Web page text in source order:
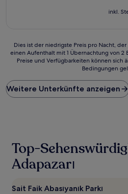
inkl.
Dies
ist
Preis
pro
Nacht,
24 Stunden
einen
Aufenthalt
1 Übernachtung
Dies ist der niedrigste Preis pro Nacht,
einen Aufenthalt mit 1 Übernachtung von 2
Preise und Verfügbarkeiten können sich
Bedingungen
Weitere Unterkünfte anzeigen
Top-
Adapazarı
Sait Faik Abasıyanık Parkı